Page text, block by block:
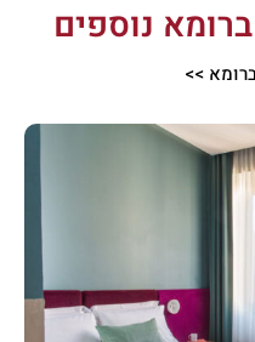
נוספים
>>